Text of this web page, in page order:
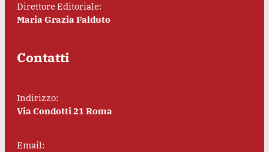
Direttore Editoriale:
Maria Grazia Falduto
Contatti
Indirizzo:
Via Condotti 21 Roma
Email: